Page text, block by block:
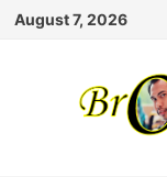
Skip
August 7, 2026